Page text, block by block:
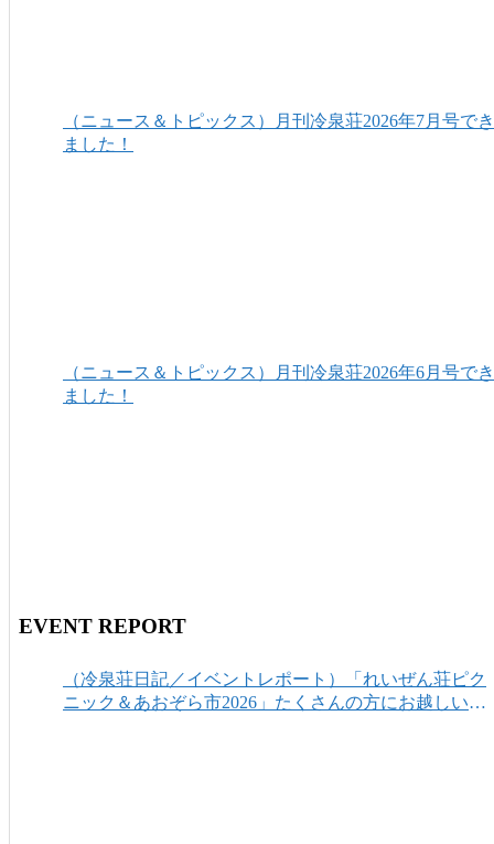
（ニュース＆トピックス）月刊冷泉荘2026年7月号でき
ました！
（ニュース＆トピックス）月刊冷泉荘2026年6月号でき
ました！
EVENT REPORT
（冷泉荘日記／イベントレポート）「れいぜん荘ピク
ニック＆あおぞら市2026」たくさんの方にお越しいた